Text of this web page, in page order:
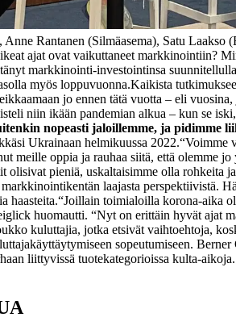
Anne Rantanen (Silmäasema), Satu
ajat ovat vaikuttaneet markkinointiin?
markkinointi-investointinsa
myös loppuvuonna.Kaikista
jo ennen tätä vuotta – eli
niin ikään pandemian alkua – kun se
nopeasti jaloillemme, ja
Ukrainaan helmikuussa 2022.“Voimme
meille oppia ja rauhaa siitä, että olemme
pieniä, uskaltaisimme olla rohkeita
laajasta perspektiivistä.
haasteita.“Joillain toimialoilla korona-aika
huomautti. “Nyt on erittäin hyvät ajat
kuluttajia, jotka etsivät vaihtoehtoja,
sopeutumiseen.
liittyvissä tuotekategorioissa kulta-